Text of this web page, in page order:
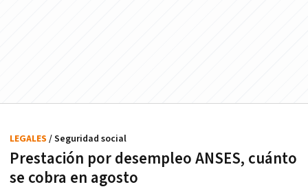
Prestación por desempleo ANSES, cuánto
se cobra en agosto
LEGALES / Seguridad social